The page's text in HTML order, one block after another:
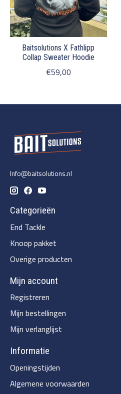
Baitsolutions X Fathlipp
Collap Sweater Hoodie
€59,00
Info@baitsolutions.nl
Categorieën
End Tackle
Knoop pakket
Overige producten
Mijn account
Registreren
Mijn bestellingen
Mijn verlanglijst
Informatie
Openingstijden
Algemene voorwaarden